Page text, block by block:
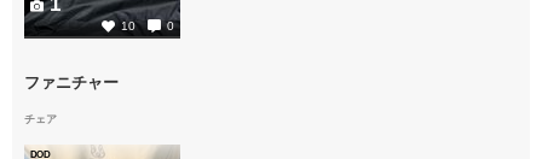
10 0
ファニチャー
チェア
DOD